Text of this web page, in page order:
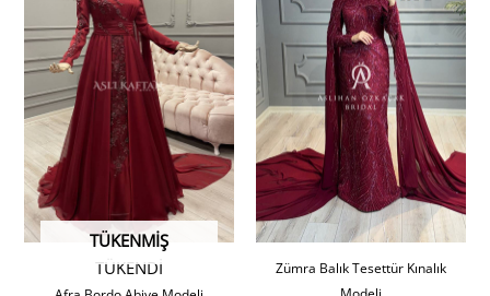
TÜKENDİ
TÜKENMIŞ
Zümra Balık Tesettür Kınalık